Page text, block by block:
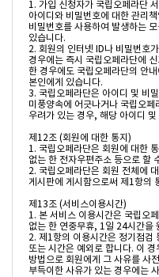
1. 가입 신청자가 국립오페라단
아이디와 비밀번호에 대한 관리
비밀번호를 사용하여 발생하는
있습니다.
2. 회원의 인터넷 ID나 비밀번호
경우에는 즉시 국립오페라단에
한 경우에도 국립오페라단의 안
본인에게 있습니다.
3. 국립오페라단은 아이디 및 비
미풍양속에 어긋나거나 국립오
우려가 있는 경우, 해당 아이디
제12조 (회원에 대한 통지)
1. 국립오페라단은 회원에 대한
없는 한 전자우편주소 등으로 할
2. 국립오페라단은 회원 전체에
게시판에 게시함으로써 제1항의
제13조 (서비스이용시간)
1. 본 서비스 이용시간은 국립오
없는 한 연중무휴, 1일 24시간을
2. 제1항의 이용시간은 정기점검
또는 시간은 예외로 합니다. 이
방법으로 회원에게 그 사유를 사
부득이한 사유가 있는 경우에는